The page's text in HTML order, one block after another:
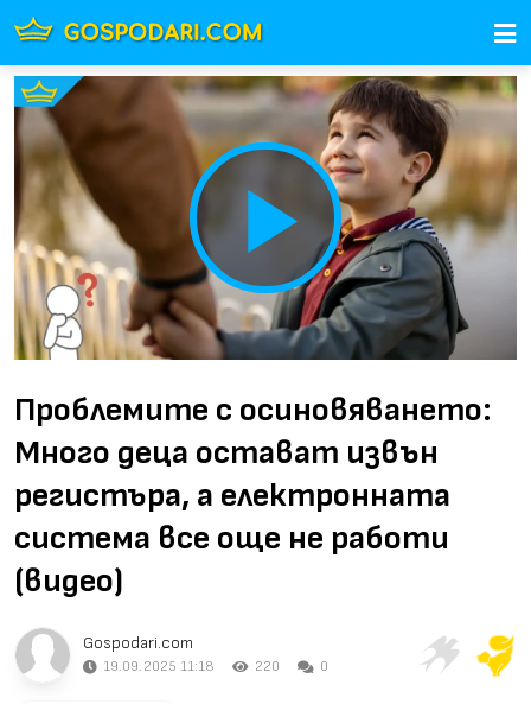
Play
Video
Проблемите с осиновяването:
Много деца остават извън
регистъра, а електронната
система все още не работи
(видео)
Gospodari.com
19.09.2025 11:18 220 0